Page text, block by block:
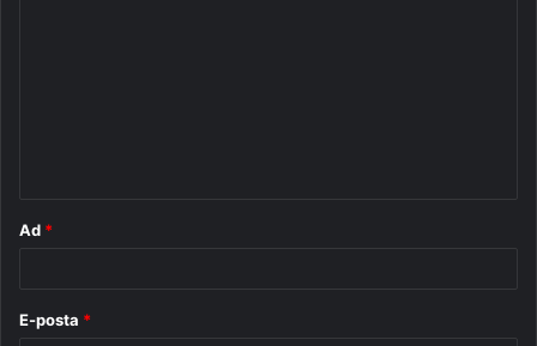
Ad *
E-posta *